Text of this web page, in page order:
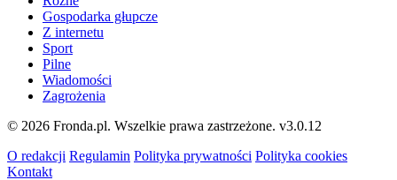
Gospodarka głupcze
Z internetu
Sport
Pilne
Wiadomości
Zagrożenia
© 2026 Fronda.pl. Wszelkie prawa zastrzeżone. v3.0.12
O redakcji Regulamin Polityka prywatności Polityka cookies
Kontakt